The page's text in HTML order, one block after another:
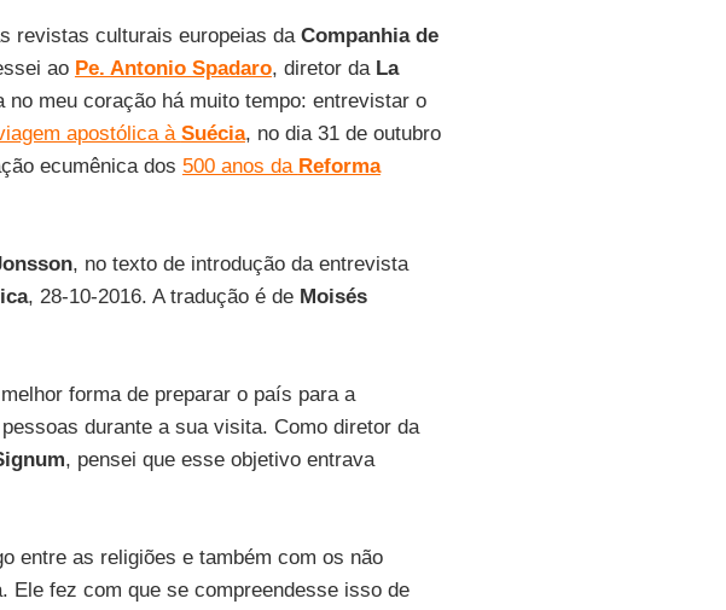
revistas culturais europeias da Companhia de
ao Pe. Antonio Spadaro, diretor da La
no meu coração há muito tempo: entrevistar o
apostólica à Suécia, no dia 31 de outubro
ecumênica dos 500 anos da Reforma
, no texto de introdução da entrevista
, 28-10-2016. A tradução é de Moisés
forma de preparar o país para a
durante a sua visita. Como diretor da
, pensei que esse objetivo entrava
entre as religiões e também com os não
Ele fez com que se compreendesse isso de